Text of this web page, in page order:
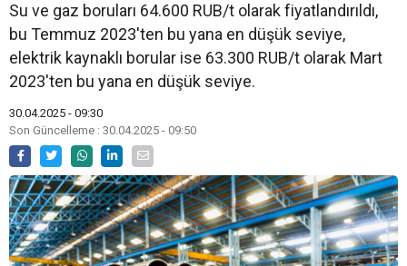
Su ve gaz boruları 64.600 RUB/t olarak fiyatlandırıldı,
bu Temmuz 2023'ten bu yana en düşük seviye,
elektrik kaynaklı borular ise 63.300 RUB/t olarak Mart
2023'ten bu yana en düşük seviye.
30.04.2025 - 09:30
Son Güncelleme : 30.04.2025 - 09:50